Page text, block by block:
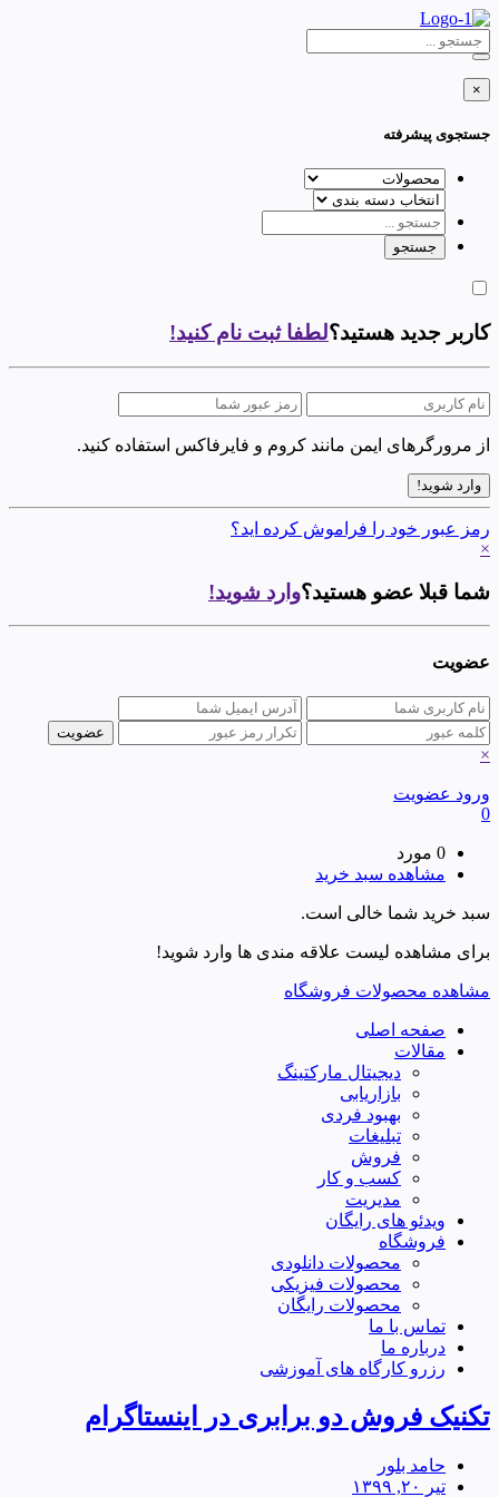
×
جستجوی پیشرفته
کاربر جدید هستید؟لطفا ثبت نام کنید!
از مرورگرهای ایمن مانند کروم و فایرفاکس استفاده کنید.
رمز عبور خود را فراموش کرده اید؟
×
شما قبلا عضو هستید؟وارد شوید!
عضویت
×
ورود عضویت
0
0 مورد
مشاهده سبد خرید
سبد خرید شما خالی است.
برای مشاهده لیست علاقه مندی ها وارد شوید!
مشاهده محصولات فروشگاه
صفحه اصلی
مقالات
دیجیتال مارکتینگ
بازاریابی
بهبود فردی
تبلیغات
فروش
کسب و کار
مدیریت
ویدئو های رایگان
فروشگاه
محصولات دانلودی
محصولات فیزیکی
محصولات رایگان
تماس با ما
درباره ما
رزرو کارگاه های آموزشی
تکنیک فروش دو برابری در اینستاگرام
حامد بلور
تیر ۲۰, ۱۳۹۹